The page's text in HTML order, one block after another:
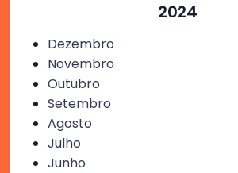
2024
Dezembro
Novembro
Outubro
Setembro
Agosto
Julho
Junho